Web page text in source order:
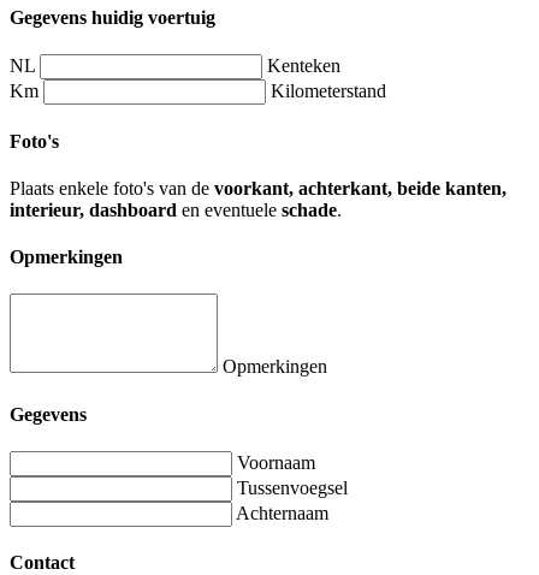
Gegevens huidig voertuig
NL
Kenteken
Km
Kilometerstand
Foto's
Plaats enkele foto's van de voorkant, achterkant, beide kanten,
interieur, dashboard en eventuele schade.
Opmerkingen
Opmerkingen
Gegevens
Voornaam
Tussenvoegsel
Achternaam
Contact